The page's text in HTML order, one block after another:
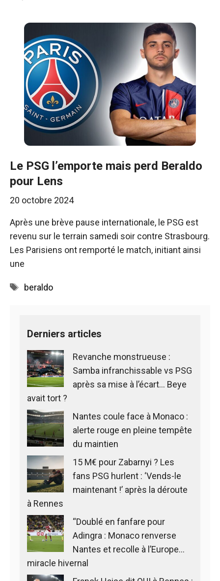
Le PSG l’emporte mais perd Beraldo
pour Lens
20 octobre 2024
Après une brève pause internationale, le PSG est
revenu sur le terrain samedi soir contre Strasbourg.
Les Parisiens ont remporté le match, initiant ainsi
une
Étiquettes
beraldo
Derniers articles
Revanche monstrueuse :
Samba infranchissable vs PSG
après sa mise à l’écart… Beye
avait tort ?
Nantes coule face à Monaco :
alerte rouge en pleine tempête
du maintien
15 M€ pour Zabarnyi ? Les
fans PSG hurlent : ‘Vends-le
maintenant !’ après la déroute
à Rennes
“Doublé en fanfare pour
Adingra : Monaco renverse
Nantes et recolle à l’Europe…
miracle hivernal